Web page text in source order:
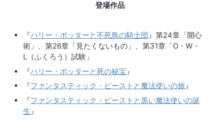
登場作品
『ハリー・ポッターと不死鳥の騎士団』第24章「開心
術」、第26章「見たくないもの」、第31章「O・W・
L（ふくろう）試験」
『ハリー・ポッターと死の秘宝 』
『ファンタスティック・ビーストと魔法使いの旅』
『ファンタスティック・ビーストと黒い魔法使いの誕
生 』